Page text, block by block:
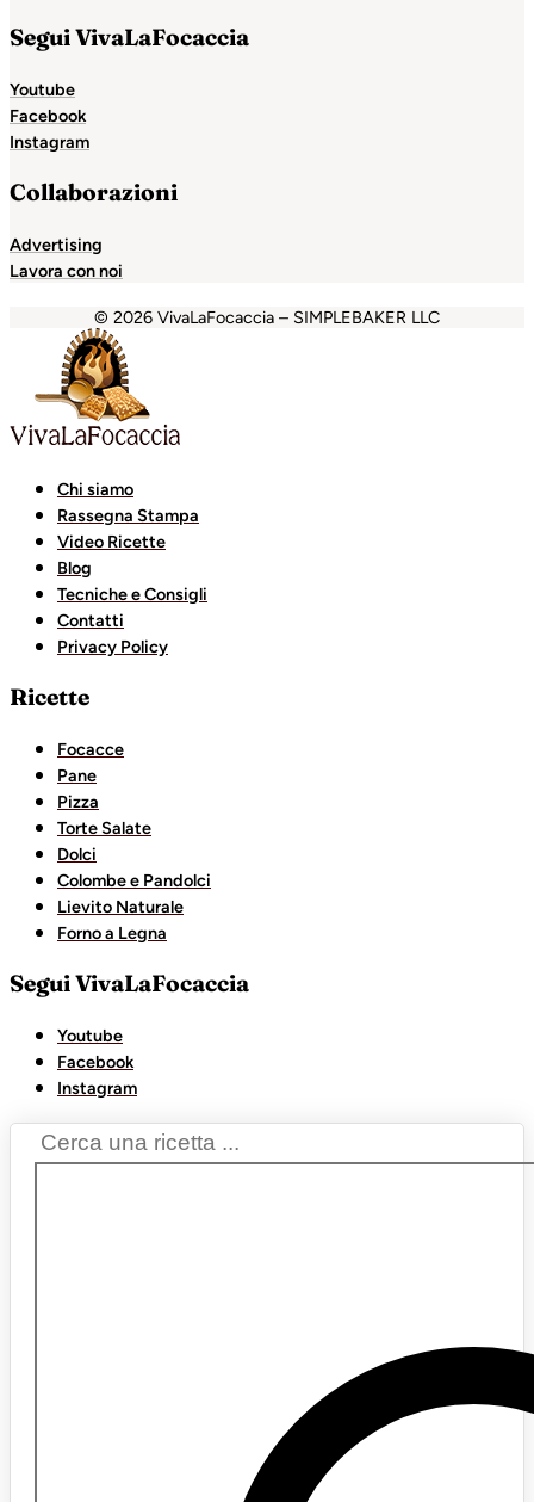
Segui VivaLaFocaccia
Youtube
Facebook
Instagram
Collaborazioni
Advertising
Lavora con noi
© 2026 VivaLaFocaccia – SIMPLEBAKER LLC
Holiganbet
Chi siamo
Rassegna Stampa
Video Ricette
Blog
Tecniche e Consigli
Contatti
Privacy Policy
Ricette
Focacce
Pane
Pizza
Torte Salate
Dolci
Colombe e Pandolci
Lievito Naturale
Forno a Legna
Segui VivaLaFocaccia
Youtube
Facebook
Instagram
Search
...